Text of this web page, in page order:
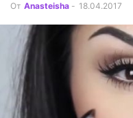
От Anasteisha - 18.04.2017